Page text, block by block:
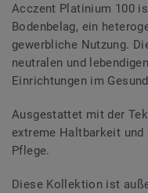
Acczent Platinium 100
Bodenbelag, ein
gewerbliche Nutzung.
neutralen und
Einrichtungen im
Ausgestattet mit der
extreme Haltbarkeit
Pflege.
Diese Kollektion ist